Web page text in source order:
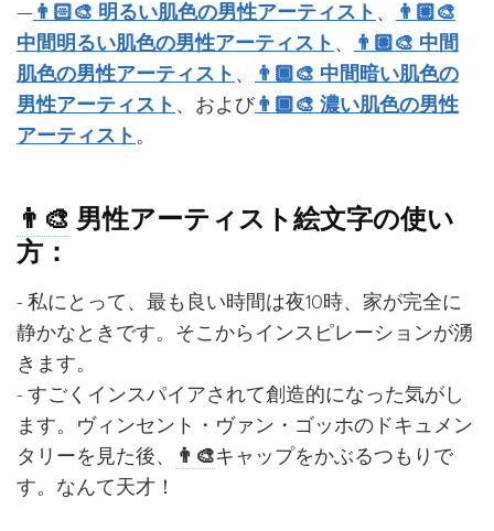
—👨🏻‍🎨 明るい肌色の男性アーティスト 、
👨🏼‍🎨
中間明るい肌色の男性アーティスト 、
👨🏽‍🎨 中間
肌色の男性アーティスト 、
👨🏾‍🎨 中間暗い肌色の
男性アーティスト 、および👨🏿‍🎨 濃い肌色の男性
アーティスト。
👨‍🎨 男性アーティスト絵文字の使い
方：
- 私にとって、最も良い時間は夜10時、家が完全に
静かなときです。そこからインスピレーションが湧
きます。
- すごくインスパイアされて創造的になった気がし
ます。ヴィンセント・ヴァン・ゴッホのドキュメン
タリーを見た後、
👨‍🎨キャップをかぶるつもりで
す。なんて天才！